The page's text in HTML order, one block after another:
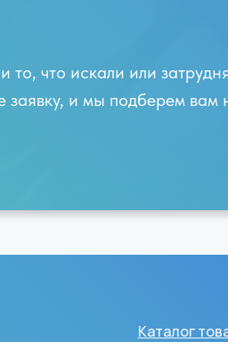
то, что искали или
заявку, и мы подберем вам
Каталог